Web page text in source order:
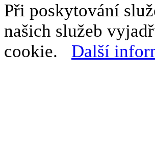
Při poskytování
našich služeb
cookie. Další